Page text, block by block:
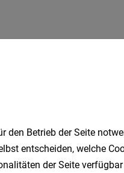
d)
den Betrieb der Seite
entscheiden, welche
der Seite